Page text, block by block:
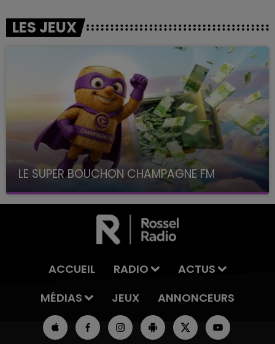
LES JEUX
LE SUPER BOUCHON CHAMPAGNE FM
avec La Famille Champagne FM, à 8H10
ACCUEIL RADIO
ACTUS
MÉDIAS
JEUX ANNONCEURS